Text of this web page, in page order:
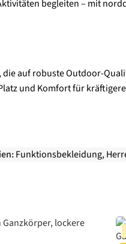
begleiten – mit
auf robuste Outdoor-
und Komfort für
Funktionsbekleidung,